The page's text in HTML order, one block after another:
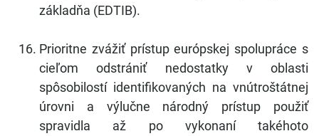
základňa (EDTIB).
Prioritne zvážiť prístup európskej spolupráce s
cieľom odstrániť nedostatky v oblasti
spôsobilostí identifikovaných na vnútroštátnej
úrovni a výlučne národný prístup použiť
spravidla až po vykonaní takéhoto